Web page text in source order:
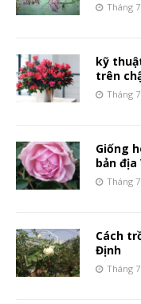
Tháng
kỹ
trên
Tháng
Giống
bản địa
Tháng
Cách
Định
Tháng